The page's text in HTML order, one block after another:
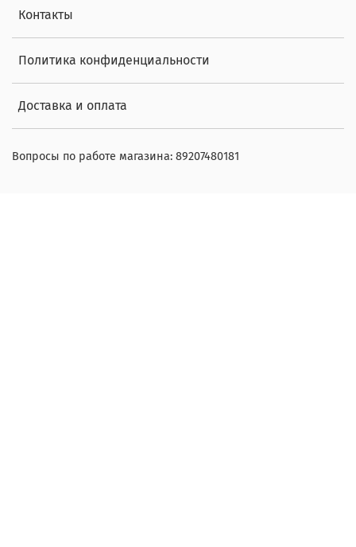
Контакты
Политика конфиденциальности
Доставка и оплата
Вопросы по работе магазина: 89207480181